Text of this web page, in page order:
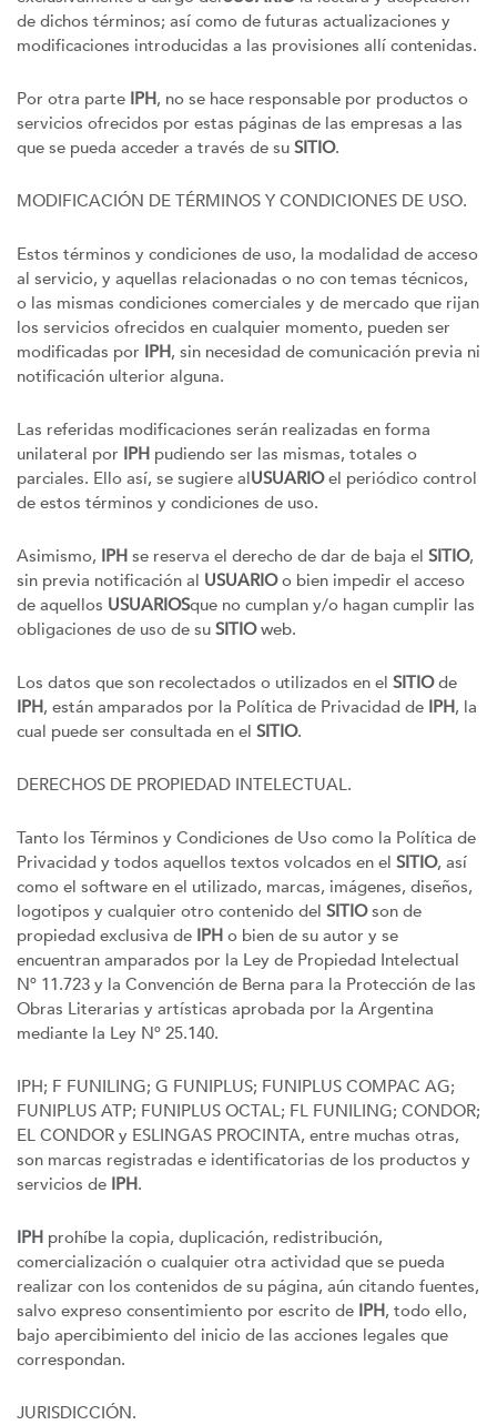
de dichos términos; así como de futuras actualizaciones y
modificaciones introducidas a las provisiones allí contenidas.
Por otra parte IPH, no se hace responsable por productos o
servicios ofrecidos por estas páginas de las empresas a las
que se pueda acceder a través de su SITIO.
MODIFICACIÓN DE TÉRMINOS Y CONDICIONES DE USO.
Estos términos y condiciones de uso, la modalidad de acceso
al servicio, y aquellas relacionadas o no con temas técnicos,
o las mismas condiciones comerciales y de mercado que rijan
los servicios ofrecidos en cualquier momento, pueden ser
modificadas por IPH, sin necesidad de comunicación previa ni
notificación ulterior alguna.
Las referidas modificaciones serán realizadas en forma
unilateral por IPH pudiendo ser las mismas, totales o
parciales. Ello así, se sugiere alUSUARIOel periódico control
de estos términos y condiciones de uso.
Asimismo, IPH se reserva el derecho de dar de baja el SITIO,
sin previa notificación al USUARIOo bien impedir el acceso
de aquellos USUARIOSque no cumplan y/o hagan cumplir las
obligaciones de uso de su SITIOweb.
Los datos que son recolectados o utilizados en el SITIOde
IPH, están amparados por la Política de Privacidad de IPH, la
cual puede ser consultada en el SITIO.
DERECHOS DE PROPIEDAD INTELECTUAL.
Tanto los Términos y Condiciones de Uso como la Política de
Privacidad y todos aquellos textos volcados en el SITIO, así
como el software en el utilizado, marcas, imágenes, diseños,
logotipos y cualquier otro contenido del SITIOson de
propiedad exclusiva de IPH o bien de su autor y se
encuentran amparados por la Ley de Propiedad Intelectual
Nº 11.723 y la Convención de Berna para la Protección de las
Obras Literarias y artísticas aprobada por la Argentina
mediante la Ley Nº 25.140.
IPH; F FUNILING; G FUNIPLUS; FUNIPLUS COMPAC AG;
FUNIPLUS ATP; FUNIPLUS OCTAL; FL FUNILING; CONDOR;
EL CONDOR y ESLINGAS PROCINTA, entre muchas otras,
son marcas registradas e identificatorias de los productos y
servicios de IPH.
IPH prohíbe la copia, duplicación, redistribución,
comercialización o cualquier otra actividad que se pueda
realizar con los contenidos de su página, aún citando fuentes,
salvo expreso consentimiento por escrito de IPH, todo ello,
bajo apercibimiento del inicio de las acciones legales que
correspondan.
JURISDICCIÓN.